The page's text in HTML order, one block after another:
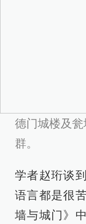
德门城楼及
群。
学者赵珩谈
语言都是很
墙与城门》